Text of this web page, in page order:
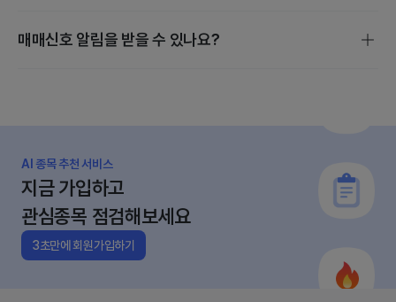
개별 종목 매매신호는 종목검색 후 [지금 살까?] 에서 확인할
매매신호 알림을 받을 수 있나요?
AI 종목 추천 서비스
지금 가입하고
관심종목 점검해보세요
3초만에 회원가입하기